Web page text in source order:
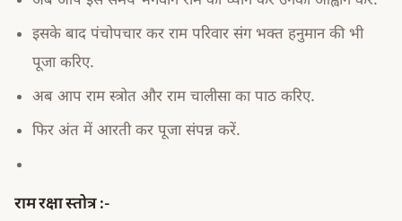
इसके बाद पंचोपचार कर राम परिवार संग भक्त हनुमान की भी
पूजा करिए.
अब आप राम स्त्रोत और राम चालीसा का पाठ करिए.
फिर अंत में आरती कर पूजा संपन्न करें.
राम रक्षा स्तोत्र :-